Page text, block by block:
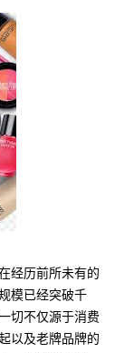
经历前所未有的
模已经突破千
切不仅源于消费
以及老牌品牌的